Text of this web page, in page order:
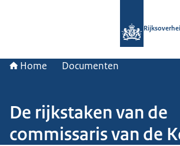
Home Documenten
De rijkstaken van de
commissaris van de